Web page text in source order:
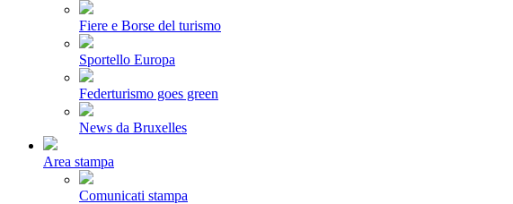
Fiere e Borse del turismo
Sportello Europa
Federturismo goes green
News da Bruxelles
Area stampa
Comunicati stampa